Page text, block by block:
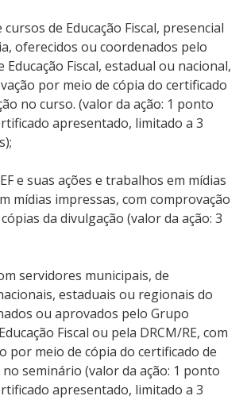
de Educação Fiscal, presencial
oferecidos ou coordenados pelo
Educação Fiscal, estadual ou nacional,
por meio de cópia do certificado
no curso. (valor da ação: 1 ponto
apresentado, limitado a 3
e suas ações e trabalhos em mídias
mídias impressas, com comprovação
da divulgação (valor da ação: 3
servidores municipais, de
estaduais ou regionais do
ou aprovados pelo Grupo
Fiscal ou pela DRCM/RE, com
por meio de cópia do certificado de
seminário (valor da ação: 1 ponto
apresentado, limitado a 3